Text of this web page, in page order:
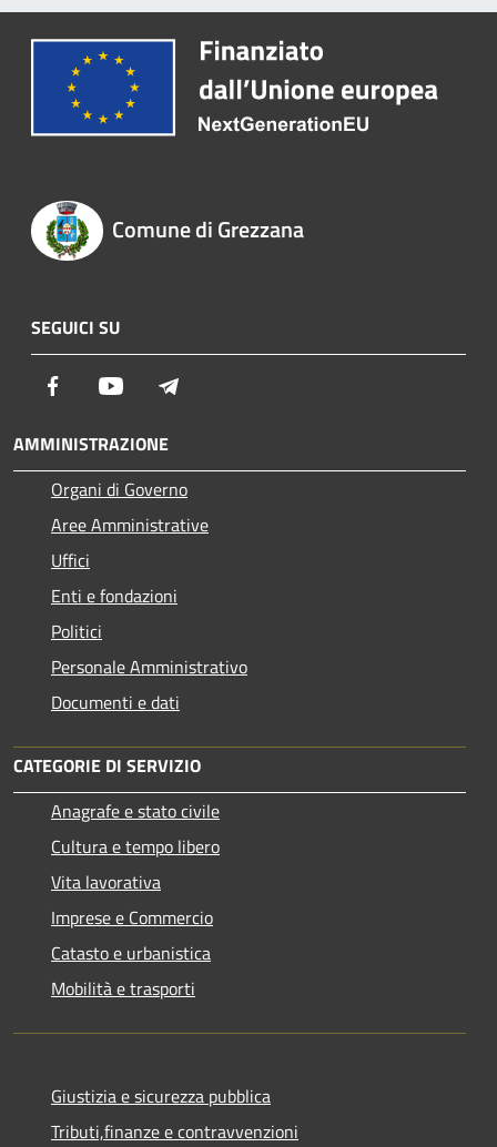
Comune di Grezzana
SEGUICI SU
Facebook Youtube
AMMINISTRAZIONE
Organi di Governo
Aree Amministrative
Uffici
Enti e fondazioni
Politici
Personale Amministrativo
Documenti e dati
CATEGORIE DI SERVIZIO
Anagrafe e stato civile
Cultura e tempo libero
Vita lavorativa
Imprese e Commercio
Catasto e urbanistica
Mobilità e trasporti
Giustizia e sicurezza pubblica
Tributi,finanze e contravvenzioni